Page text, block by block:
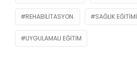
REHABILITASYON. SAĞLIK EĞITIMI
UYGULAMALI EĞITIM